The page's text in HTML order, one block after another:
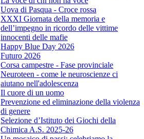
Uova di Pasqua - Croce rossa
XXXI Giornata della memoria e
dell’impegno in ricordo delle vittime
innocenti delle mafie
Happy Blue Day 2026
Futuro 2026
Corsa campestre - Fase provinciale
Neuroteen - come le neuroscienze ci
aiutano nell'adolescenza
Il cuore di un uomo
Prevenzione ed eliminazione della violenza
di genere
Selezione d’Istituto dei Giochi della
Chimica A.S. 2025-26